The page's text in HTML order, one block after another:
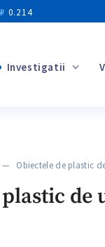
₽ 0.214
Investigatii
— Obiectele de plastic